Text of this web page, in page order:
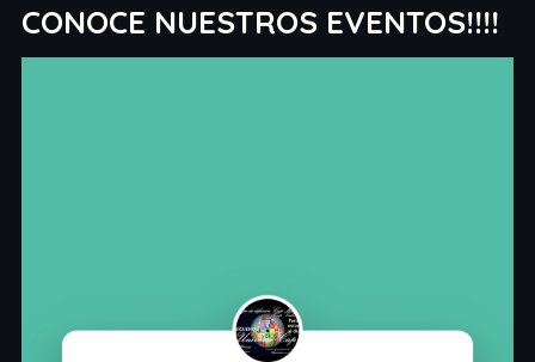
CONOCE NUESTROS EVENTOS!!!!